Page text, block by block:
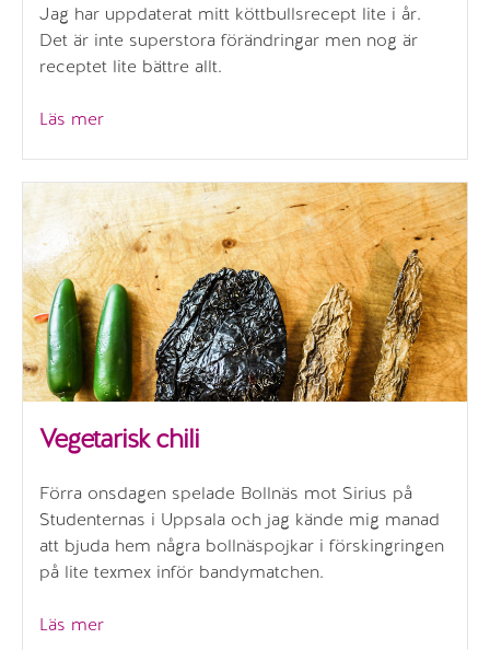
Jag har uppdaterat mitt köttbullsrecept lite i år.
Det är inte superstora förändringar men nog är
receptet lite bättre allt.
Läs mer”Julköttbullar”
Vegetarisk chili
Förra onsdagen spelade Bollnäs mot Sirius på
Studenternas i Uppsala och jag kände mig manad
att bjuda hem några bollnäspojkar i förskingringen
på lite texmex inför bandymatchen.
Läs mer”Vegetarisk